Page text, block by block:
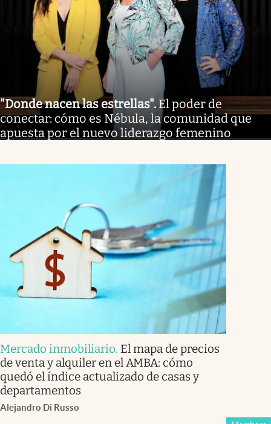
"Donde nacen las estrellas". El poder de
conectar: cómo es Nébula, la comunidad que
apuesta por el nuevo liderazgo femenino
Mercado inmobiliario. El mapa de precios
de venta y alquiler en el AMBA: cómo
quedó el índice actualizado de casas y
departamentos
Alejandro Di Russo